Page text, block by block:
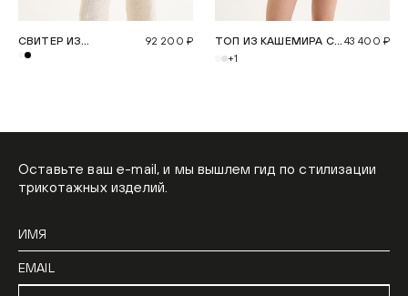
СВИТЕР ИЗ
КАШЕМИРА БЕЛЫЙ С
92 200 ₽
ТОП ИЗ КАШЕМИРА С
ВЫРЕЗОМ
+1
43 400 ₽
Оставьте ваш e-mail, и мы вышлем гид по стилизации
трикотажных изделий.